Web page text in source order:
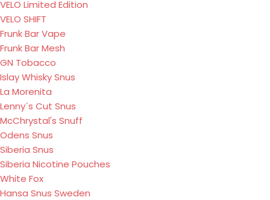
VELO Limited Edition
VELO SHIFT
Frunk Bar Vape
Frunk Bar Mesh
GN Tobacco
Islay Whisky Snus
La Morenita
Lenny´s Cut Snus
McChrystal's Snuff
Odens Snus
Siberia Snus
Siberia Nicotine Pouches
White Fox
Hansa Snus Sweden